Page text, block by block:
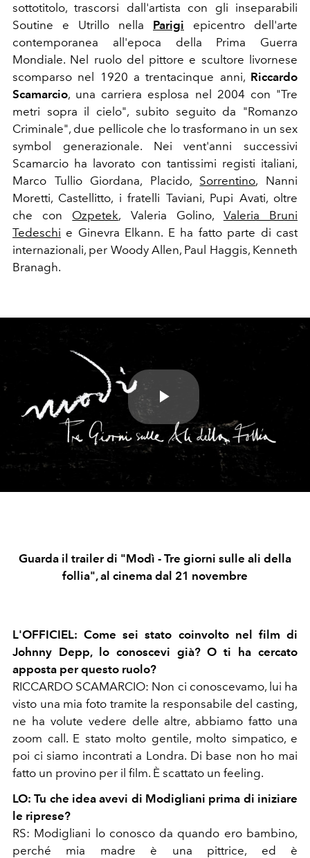
sottotitolo, trascorsi dall'artista con gli inseparabili
Soutine e Utrillo nella Parigi epicentro dell'arte
contemporanea all'epoca della Prima Guerra
Mondiale. Nel ruolo del pittore e scultore livornese
scomparso nel 1920 a trentacinque anni, Riccardo
Scamarcio, una carriera esplosa nel 2004 con "Tre
metri sopra il cielo", subito seguito da "Romanzo
Criminale", due pellicole che lo trasformano in un sex
symbol generazionale. Nei vent'anni successivi
Scamarcio ha lavorato con tantissimi registi italiani,
Marco Tullio Giordana, Placido, Sorrentino, Nanni
Moretti, Castellitto, i fratelli Taviani, Pupi Avati, oltre
che con Ozpetek, Valeria Golino, Valeria Bruni
Tedeschi e Ginevra Elkann. E ha fatto parte di cast
internazionali, per Woody Allen, Paul Haggis, Kenneth
Branagh.
Play
Guarda il trailer di "Modì - Tre giorni sulle ali della
follia", al cinema dal 21 novembre
L'OFFICIEL: Come sei stato coinvolto nel film di
Johnny Depp, lo conoscevi già? O ti ha cercato
apposta per questo ruolo?
RICCARDO SCAMARCIO: Non ci conoscevamo, lui ha
visto una mia foto tramite la responsabile del casting,
ne ha volute vedere delle altre, abbiamo fatto una
zoom call. E stato molto gentile, molto simpatico, e
poi ci siamo incontrati a Londra. Di base non ho mai
fatto un provino per il film. È scattato un feeling.
LO: Tu che idea avevi di Modigliani prima di iniziare
le riprese?
RS: Modigliani lo conosco da quando ero bambino,
perché mia madre è una pittrice, ed è